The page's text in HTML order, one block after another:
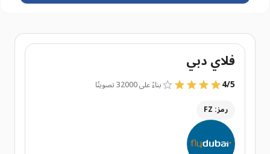
فلاي دبي
4/5
بناءً على 32000 تصويتًا
رمز: FZ